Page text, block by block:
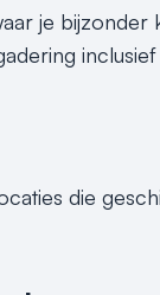
je
inclusief
die